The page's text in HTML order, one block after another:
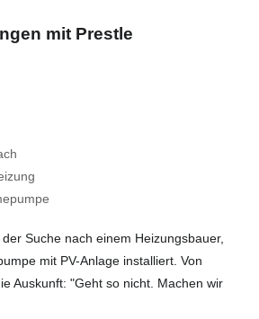
mit Prestle
der Suche nach einem Heizungsbauer,
mit PV-Anlage installiert. Von
Auskunft: "Geht so nicht. Machen wir